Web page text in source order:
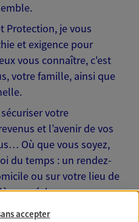
Protection, je vous
et exigence pour
vous connaître, c'est
votre famille, ainsi que
votre
et l’avenir de vos
Où que vous soyez,
du temps : un rendez-
ou sur votre lieu de
pour échanger avec
accepter